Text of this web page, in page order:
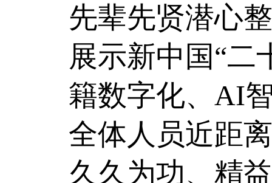
先辈先贤潜心
展示新中国“二
籍数字化、AI
全体人员近距
久久为功、精